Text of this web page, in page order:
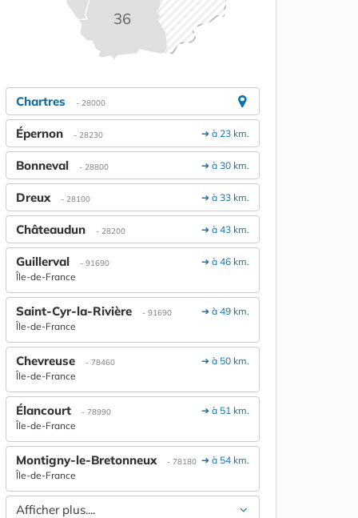
36
Chartres - 28000
➔ à 23 km.
Épernon - 28230
➔ à 30 km.
Bonneval - 28800
➔ à 33 km.
Dreux - 28100
➔ à 43 km.
Châteaudun - 28200
➔ à 46 km.
Guillerval - 91690
Île-de-France
➔ à 49 km.
Saint-Cyr-la-Rivière - 91690
Île-de-France
➔ à 50 km.
Chevreuse - 78460
Île-de-France
➔ à 51 km.
Élancourt - 78990
Île-de-France
➔ à 54 km.
Montigny-le-Bretonneux - 78180
Île-de-France
Afficher plus....